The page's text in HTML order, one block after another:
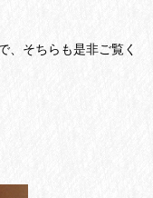
、そちらも是非ご覧く